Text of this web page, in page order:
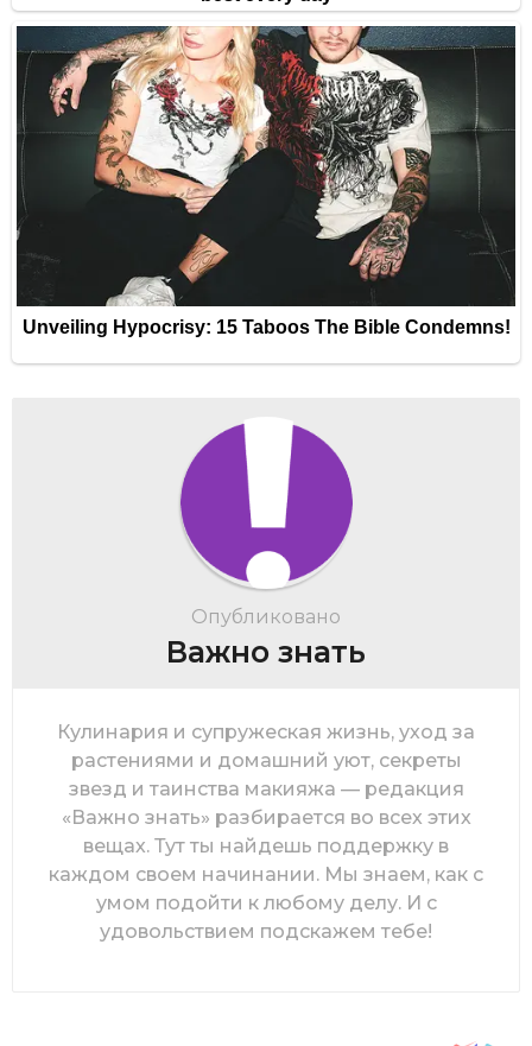
Опубликовано
Важно знать
Кулинария и супружеская жизнь, уход за
растениями и домашний уют, секреты
звезд и таинства макияжа — редакция
«Важно знать» разбирается во всех этих
вещах. Тут ты найдешь поддержку в
каждом своем начинании. Мы знаем, как с
умом подойти к любому делу. И с
удовольствием подскажем тебе!